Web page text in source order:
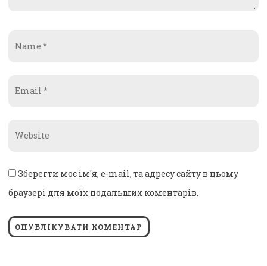
Зберегти моє ім'я, e-mail, та адресу сайту в цьому
браузері для моїх подальших коментарів.